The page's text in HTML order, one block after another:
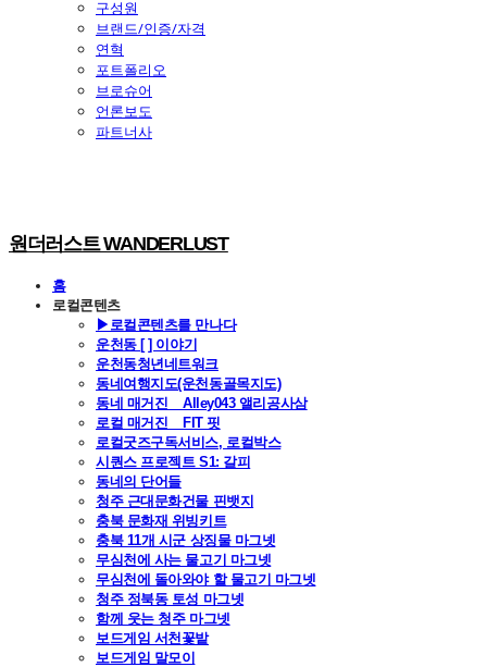
구성원
브랜드/인증/자격
연혁
포트폴리오
브로슈어
언론보도
파트너사
원더러스트 WANDERLUST
홈
로컬콘텐츠
▶로컬콘텐츠를 만나다
운천동 [ ] 이야기
운천동청년네트워크
동네여행지도(운천동골목지도)
동네 매거진 _ Alley043 앨리공사삼
로컬 매거진 _ FIT 핏
로컬굿즈구독서비스, 로컬박스
시퀀스 프로젝트 S1: 갈피
동네의 단어들
청주 근대문화건물 핀뱃지
충북 문화재 위빙키트
충북 11개 시군 상징물 마그넷
무심천에 사는 물고기 마그넷
무심천에 돌아와야 할 물고기 마그넷
청주 정북동 토성 마그넷
함께 웃는 청주 마그넷
보드게임 서천꽃밭
보드게임 말모이